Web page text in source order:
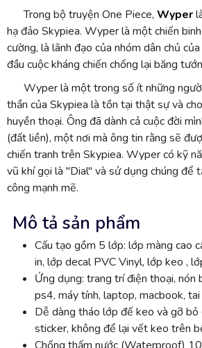
Trong bộ truyện One Piece, Wyper
hạ đảo Skypiea. Wyper là một chiến
cường, là lãnh đạo của nhóm dân chủ
đầu cuộc kháng chiến chống lại băng
Wyper là một trong số ít những
thần của Skypiea là tồn tại thật sự và
huyền thoại. Ông đã dành cả cuộc đời
(đất liền), một nơi mà ông tin rằng sẽ
chiến tranh trên Skypiea. Wyper có kỹ
vũ khí gọi là "Dial" và sử dụng chúng để
công mạnh mẽ.
Mô tả sản phẩm
Cấu tạo gồm 5 lớp: lớp màng cao
in, lớp decal PVC Vinyl, lớp keo ,
Ứng dụng: trang trí điện thoại, nón
ps4, máy tính, laptop, macbook, tai
Dễ dàng tháo lớp đế keo và gỡ bỏ
sticker, không để lại vết keo trên